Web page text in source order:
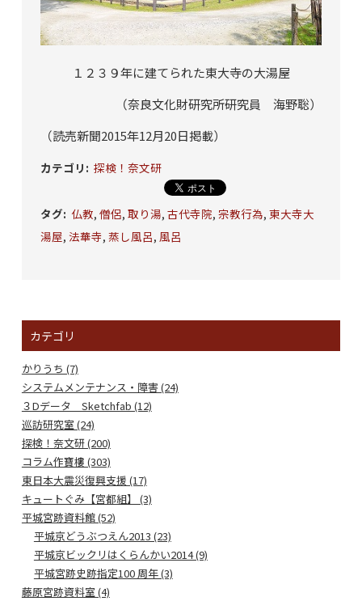
１２３９年に建てられた東大寺の大湯屋
（奈良文化財研究所研究員 海野聡）
（読売新聞2015年12月20日掲載）
カテゴリ : 探検！奈文研
タグ: 仏教, 僧侶, 取り湯, 古代寺院, 宗教行為, 東大寺大
湯屋, 法華寺, 蒸し風呂, 風呂
カテゴリ
かりうち (7)
システムメンテナンス・障害 (24)
３Dデータ Sketchfab (12)
巡訪研究室 (24)
探検！奈文研 (200)
コラム作寶樓 (303)
東日本大震災復興支援 (17)
キュートぐみ【宮都組】 (3)
平城宮跡資料館 (52)
平城京どうぶつえん2013 (23)
平城京ビックリはくらんかい2014 (9)
平城宮跡史跡指定100 周年 (3)
藤原宮跡資料室 (4)